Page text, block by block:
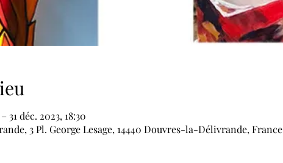
31 déc. 2023, 18:30
3 Pl. George Lesage, 14440 Douvres-la-Délivrande, France